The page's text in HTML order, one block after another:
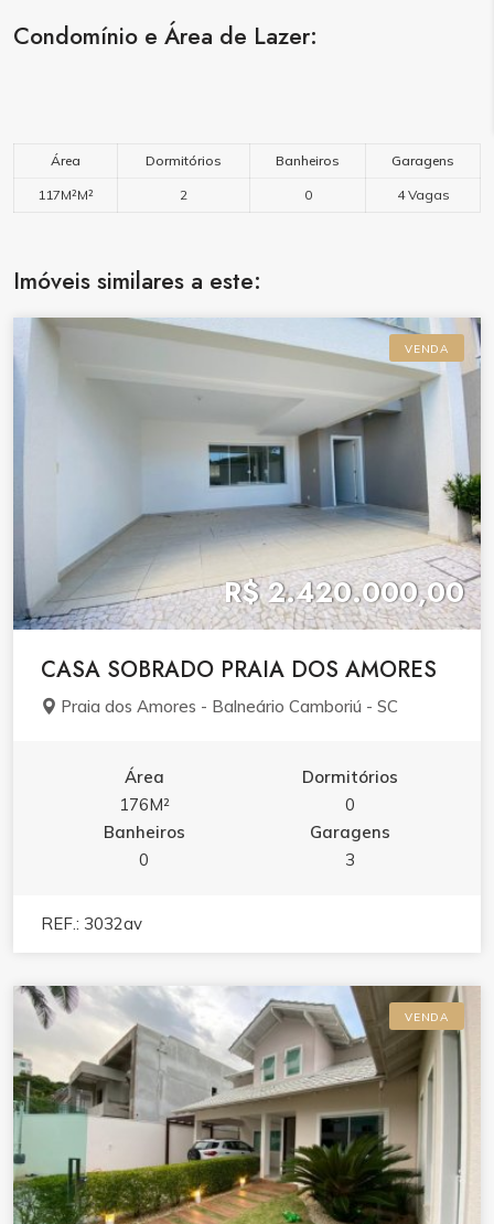
Condomínio e Área de Lazer:
Área Dormitórios Banheiros Garagens
117M²M² 2 0 4 Vagas
Imóveis similares a este:
VENDA
R$ 2.420.000,00
CASA SOBRADO PRAIA DOS AMORES
Praia dos Amores - Balneário Camboriú - SC
Área
176M²
Dormitórios
0
Banheiros
0
Garagens
3
REF.: 3032av
VENDA